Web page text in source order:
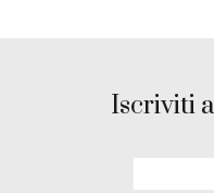
Iscriviti